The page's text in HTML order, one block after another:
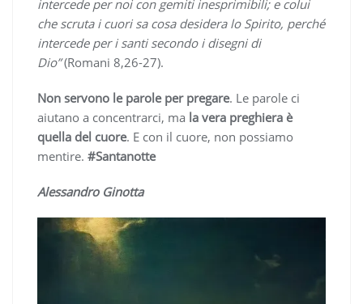
intercede per noi con gemiti inesprimibili; e colui
che scruta i cuori sa cosa desidera lo Spirito, perché
intercede per i santi secondo i disegni di
Dio”(Romani 8,26-27).
Non servono le parole per pregare. Le parole ci
aiutano a concentrarci, ma la vera preghiera è
quella del cuore. E con il cuore, non possiamo
mentire. #Santanotte
Alessandro Ginotta